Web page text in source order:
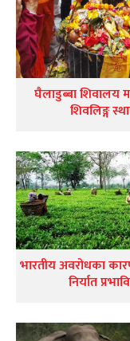
घैलाडुब्बा शिवालय
शिवलिङ्ग
भारतीय अवरोधका
निर्यात